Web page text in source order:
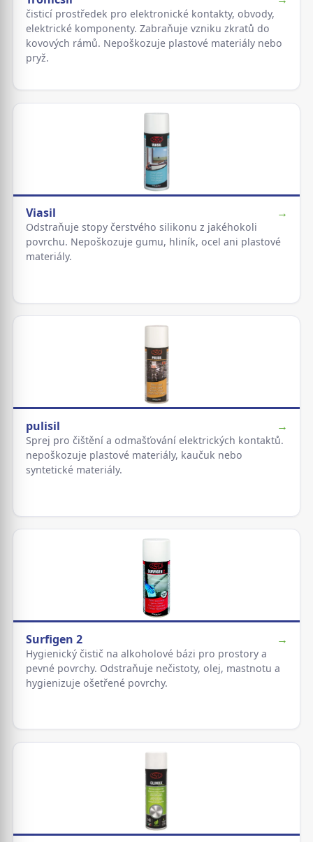
čisticí prostředek pro elektronické kontakty, obvody,
elektrické komponenty. Zabraňuje vzniku zkratů do
kovových rámů. Nepoškozuje plastové materiály nebo
pryž.
Viasil →
Odstraňuje stopy čerstvého silikonu z jakéhokoli
povrchu. Nepoškozuje gumu, hliník, ocel ani plastové
materiály.
pulisil →
Sprej pro čištění a odmašťování elektrických kontaktů.
nepoškozuje plastové materiály, kaučuk nebo
syntetické materiály.
Surfigen 2 →
Hygienický čistič na alkoholové bázi pro prostory a
pevné povrchy. Odstraňuje nečistoty, olej, mastnotu a
hygienizuje ošetřené povrchy.